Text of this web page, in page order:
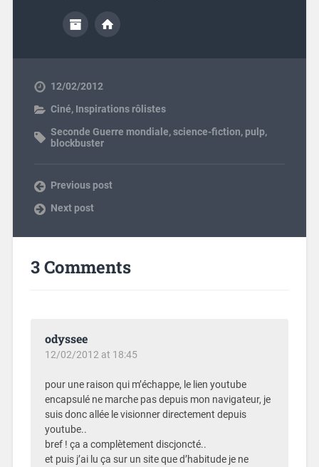
12/02/2012
Ciné, Inspirations rôlistes
Seconde Guerre mondiale,science-fiction, pulp,
blockbuster
Previous post
Next post
3 Comments
odyssee
12/02/2012 at 18:45
pour une raison qui m’échappe, le lien youtube
encapsulé ne marche pas depuis mon navigateur, je
suis donc allée le visionner directement depuis
youtube..
bref ! ça a complètement discjoncté..
et puis j’ai lu ça sur un site que d’habitude je ne